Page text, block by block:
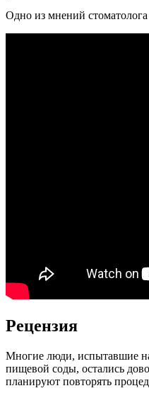
Одно из мнений стоматолога
Рецензия
Многие люди, испытавшие
пищевой соды, остались
планируют повторять